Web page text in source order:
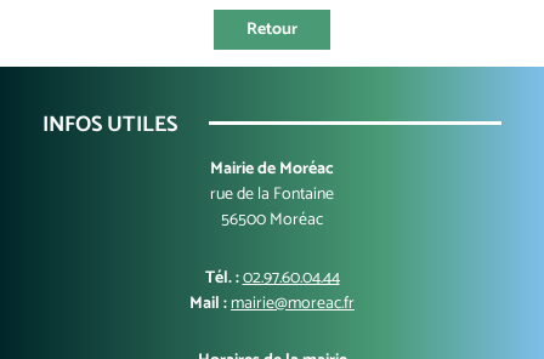
Retour
INFOS UTILES
Mairie de Moréac
rue de la Fontaine
56500 Moréac
Tél. :02.97.60.04.44
Mail :mairie@moreac.fr